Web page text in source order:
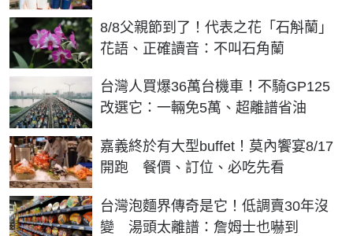
8/8父親節到了！代表之花「石斛蘭」
花語、正確讀音：不叫石角蘭
台灣人買爆36萬台機車！不騎GP125
改選它：一輛免5萬、超離譜省油
嘉義終於有大型buffet！莫內饗宴8/17
開跑 餐價、訂位、必吃先看
台灣泡麵界傳奇是它！低調賣30年沒
變 湯頭太離譜：詹姆士也嚇到